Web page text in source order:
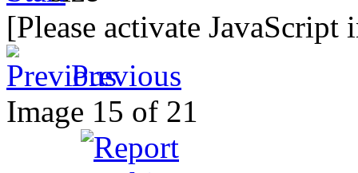
[Please activate
Previous
Image 15 of 21